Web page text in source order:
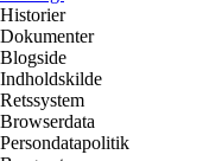
Historier
Dokumenter
Blogside
Indholdskilde
Retssystem
Browserdata
Persondatapolitik